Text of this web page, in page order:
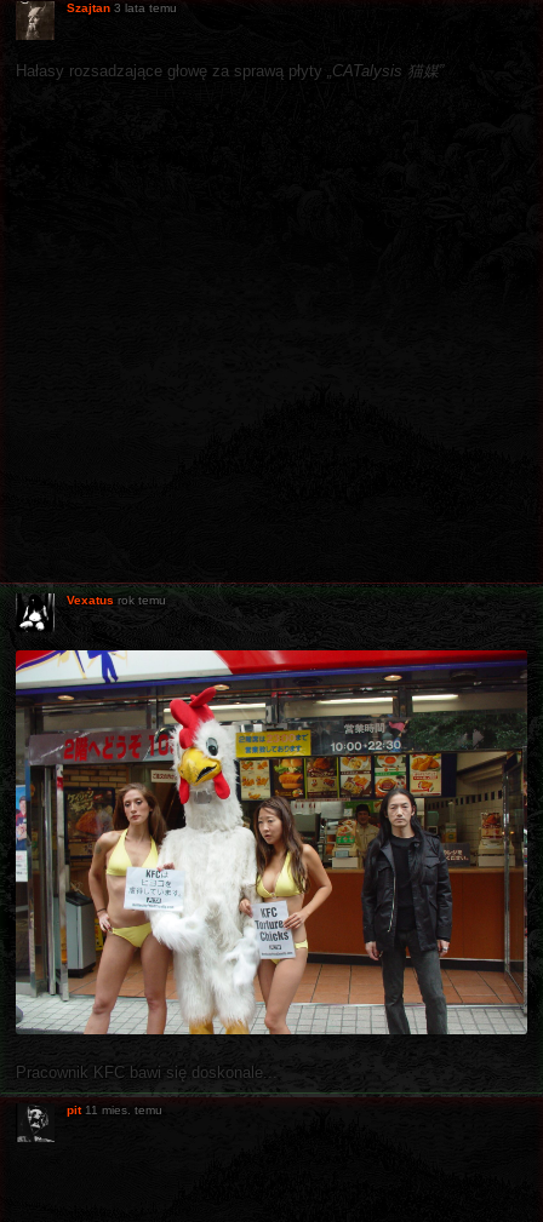
Szajtan 3 lata temu
Hałasy rozsadzające głowę za sprawą płyty „CATalysis 猫媒”
Vexatus rok temu
Pracownik KFC bawi się doskonale...
pit 11 mies. temu